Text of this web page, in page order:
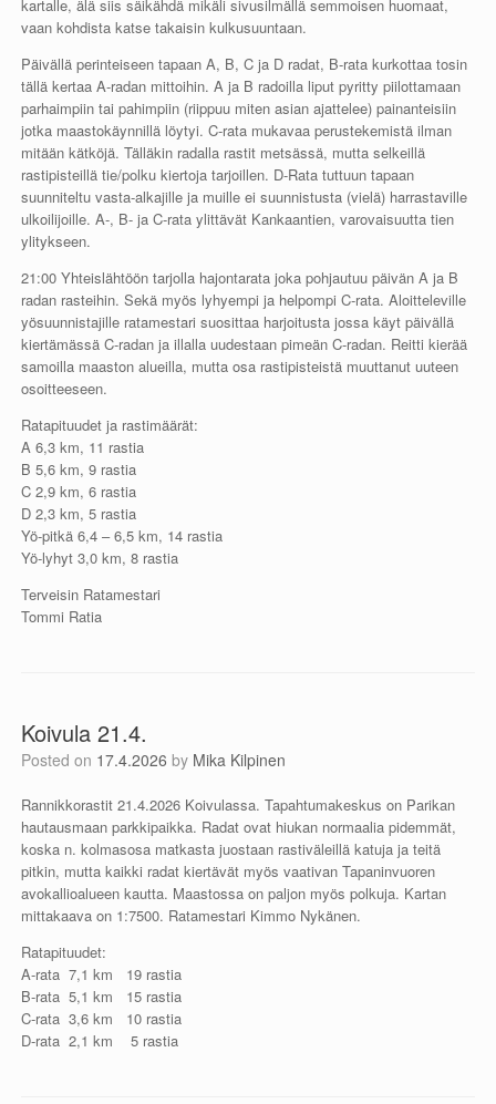
kartalle, älä siis säikähdä mikäli sivusilmällä semmoisen huomaat,
vaan kohdista katse takaisin kulkusuuntaan.
Päivällä perinteiseen tapaan A, B, C ja D radat, B-rata kurkottaa tosin
tällä kertaa A-radan mittoihin. A ja B radoilla liput pyritty piilottamaan
parhaimpiin tai pahimpiin (riippuu miten asian ajattelee) painanteisiin
jotka maastokäynnillä löytyi. C-rata mukavaa perustekemistä ilman
mitään kätköjä. Tälläkin radalla rastit metsässä, mutta selkeillä
rastipisteillä tie/polku kiertoja tarjoillen. D-Rata tuttuun tapaan
suunniteltu vasta-alkajille ja muille ei suunnistusta (vielä) harrastaville
ulkoilijoille. A-, B- ja C-rata ylittävät Kankaantien, varovaisuutta tien
ylitykseen.
21:00 Yhteislähtöön tarjolla hajontarata joka pohjautuu päivän A ja B
radan rasteihin. Sekä myös lyhyempi ja helpompi C-rata. Aloitteleville
yösuunnistajille ratamestari suosittaa harjoitusta jossa käyt päivällä
kiertämässä C-radan ja illalla uudestaan pimeän C-radan. Reitti kierää
samoilla maaston alueilla, mutta osa rastipisteistä muuttanut uuteen
osoitteeseen.
Ratapituudet ja rastimäärät:
A 6,3 km, 11 rastia
B 5,6 km, 9 rastia
C 2,9 km, 6 rastia
D 2,3 km, 5 rastia
Yö-pitkä 6,4 – 6,5 km, 14 rastia
Yö-lyhyt 3,0 km, 8 rastia
Terveisin Ratamestari
Tommi Ratia
Koivula 21.4.
Posted on 17.4.2026 by Mika Kilpinen
Rannikkorastit 21.4.2026 Koivulassa. Tapahtumakeskus on Parikan
hautausmaan parkkipaikka. Radat ovat hiukan normaalia pidemmät,
koska n. kolmasosa matkasta juostaan rastiväleillä katuja ja teitä
pitkin, mutta kaikki radat kiertävät myös vaativan Tapaninvuoren
avokallioalueen kautta. Maastossa on paljon myös polkuja. Kartan
mittakaava on 1:7500. Ratamestari Kimmo Nykänen.
Ratapituudet:
A-rata 7,1 km 19 rastia
B-rata 5,1 km 15 rastia
C-rata 3,6 km 10 rastia
D-rata 2,1 km 5 rastia